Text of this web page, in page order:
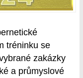
tréninku se
zakázky
a průmyslové